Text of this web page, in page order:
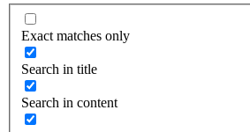
Exact matches only
Search in title
Search in content